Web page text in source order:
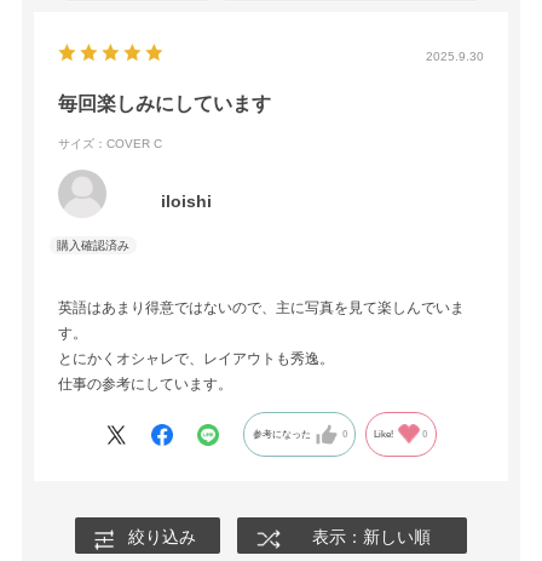
2025.9.30
毎回楽しみにしています
サイズ：COVER C
iloishi
英語はあまり得意ではないので、主に写真を見て楽しんでいま
す。
とにかくオシャレで、レイアウトも秀逸。
仕事の参考にしています。
参考になった 0 Like! 0
絞り込み 表示：新しい順